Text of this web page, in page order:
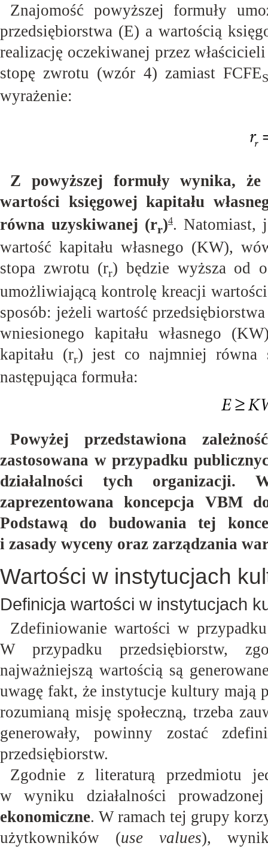
Znajomość powyższej formuły
przedsiębiorstwa (E) a wartością
realizację oczekiwanej przez
stopę zwrotu (wzór 4) zamiast FCFES
wyrażenie:
Z powyższej formuły wynika, że
wartości księgowej kapitału
równa uzyskiwanej (rr)4. Natomiast,
wartość kapitału własnego (KW),
stopa zwrotu (rr) będzie wyższa od
umożliwiającą kontrolę kreacji
sposób: jeżeli wartość
wniesionego kapitału własnego
kapitału (rr) jest co najmniej równa
następująca formuła:
Powyżej przedstawiona
zastosowana w przypadku
działalności tych organizacji.
zaprezentowana koncepcja VBM
Podstawą do budowania tej
i zasady wyceny oraz zarządzania
Wartości w instytucjach
Definicja wartości w instytucjach
Zdefiniowanie wartości w
W przypadku przedsiębiorstw,
najważniejszą wartością są
uwagę fakt, że instytucje kultury mają
rozumianą misję społeczną, trzeba
generowały, powinny zostać
przedsiębiorstw.
Zgodnie z literaturą przedmiotu
w wyniku działalności
ekonomiczne. W ramach tej grupy
użytkowników (use values),